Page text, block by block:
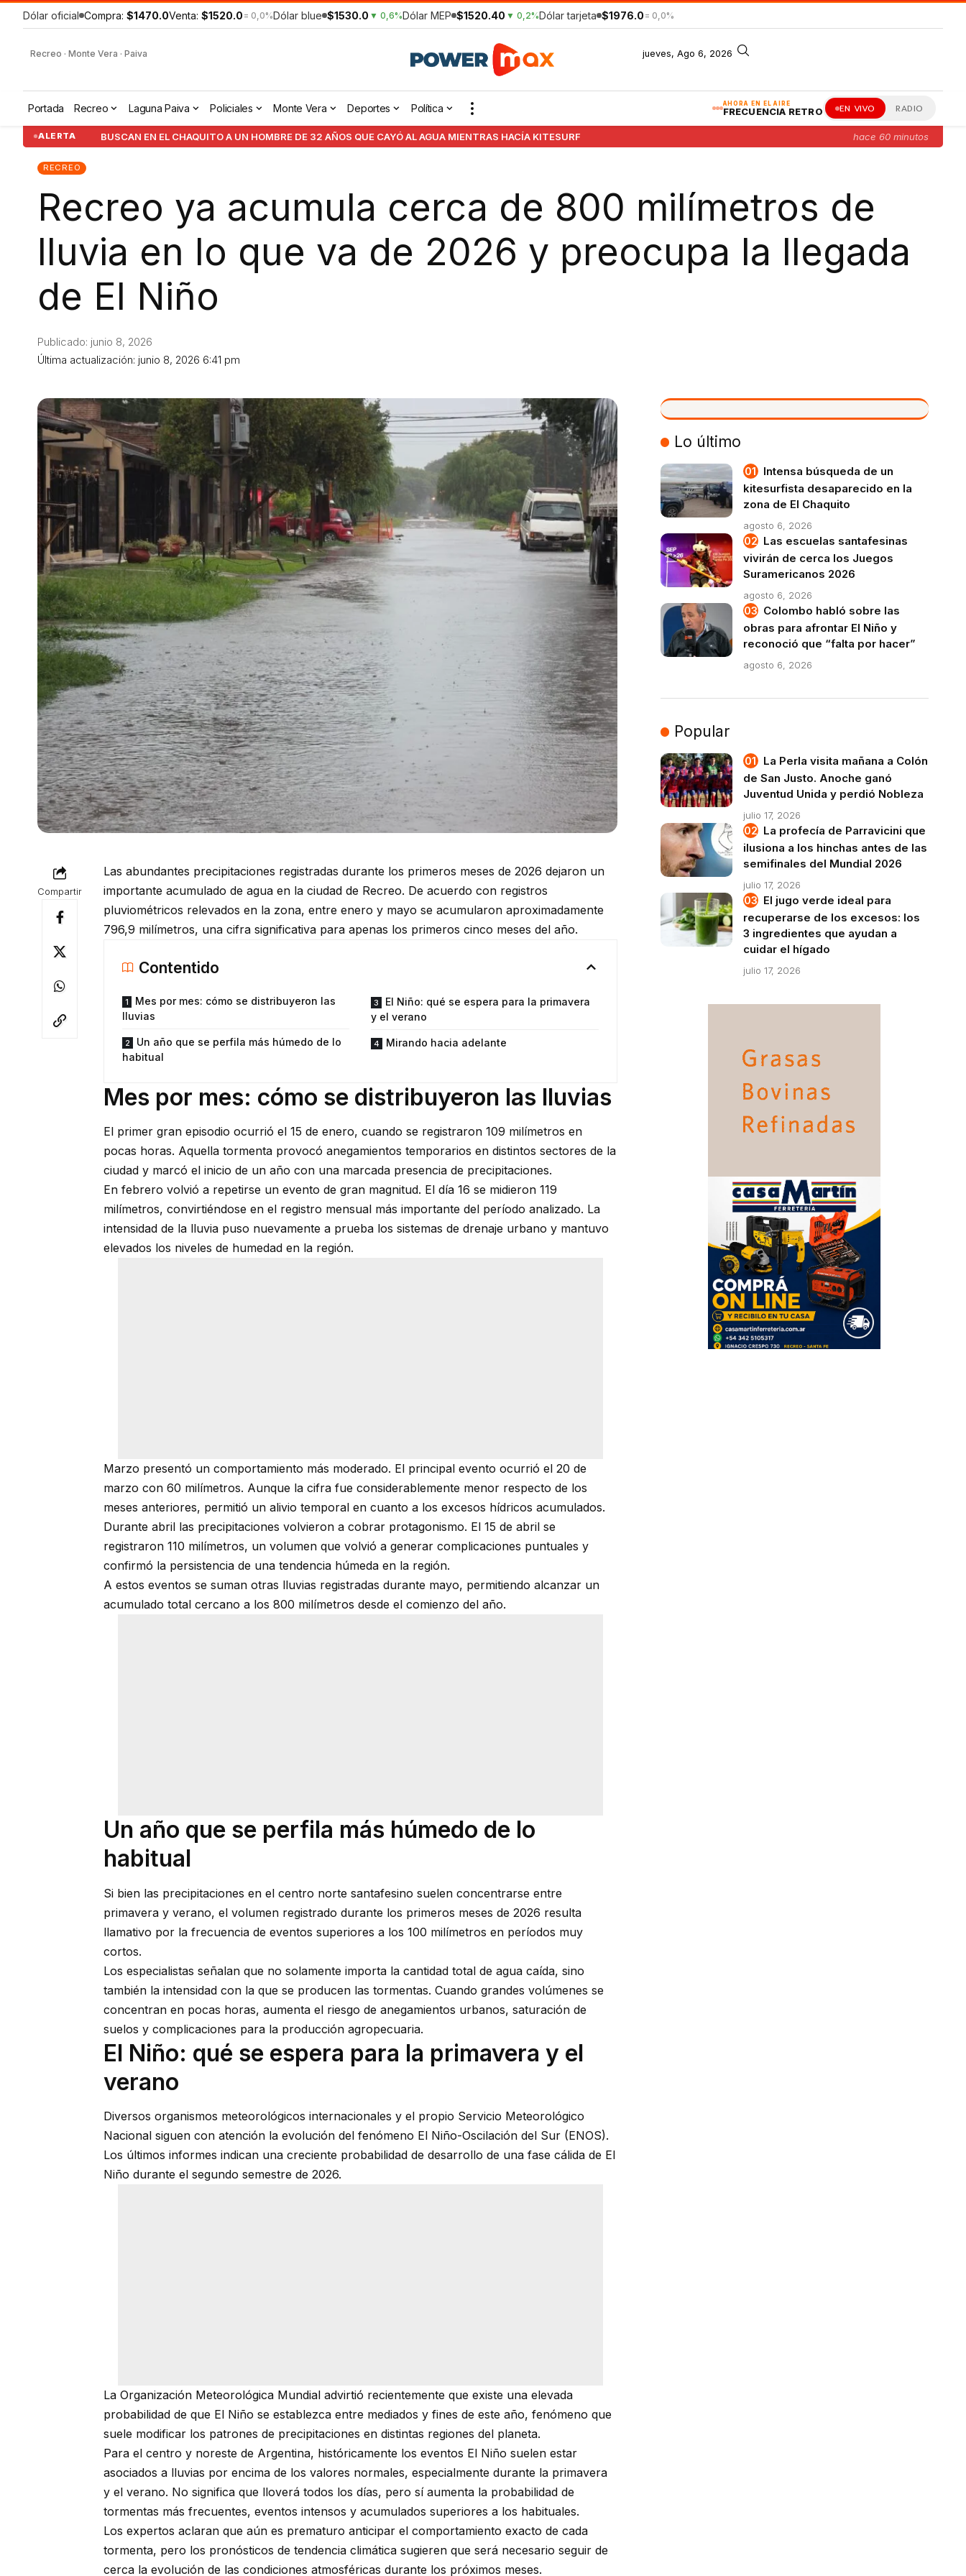
Dólar oficial Compra: $1470.0Venta: $1520.0 = 0,0%Dólar blue $1530.0 ▼ 0,6%Dólar MEP $1520.40 ▼ 0,2%Dólar tarjeta $1976.0 = 0,0%
Recreo · Monte Vera · Paiva jueves, Ago 6, 2026
AHORA EN EL AIRE
FRECUENCIA RETRO EN VIVO RADIO
Portada Recreo Laguna Paiva Policiales Monte Vera Deportes Política
ALERTA BUSCAN EN EL CHAQUITO A UN HOMBRE DE 32 AÑOS QUE CAYÓ AL AGUA MIENTRAS HACÍA KITESURF hace 60 minutos
RECREO
Recreo ya acumula cerca de 800 milímetros de
lluvia en lo que va de 2026 y preocupa la llegada
de El Niño
Última actualización: junio 8, 2026 6:41 pm
Publicado: junio 8, 2026
Compartir
Las abundantes precipitaciones registradas durante los primeros meses de 2026 dejaron un
importante acumulado de agua en la ciudad de Recreo. De acuerdo con registros
pluviométricos relevados en la zona, entre enero y mayo se acumularon aproximadamente
796,9 milímetros, una cifra significativa para apenas los primeros cinco meses del año.
Contentido
Mes por mes: cómo se distribuyeron las
lluvias
Un año que se perfila más húmedo de lo
habitual
El Niño: qué se espera para la primavera
y el verano
Mirando hacia adelante
Mes por mes: cómo se distribuyeron las lluvias
El primer gran episodio ocurrió el 15 de enero, cuando se registraron 109 milímetros en
pocas horas. Aquella tormenta provocó anegamientos temporarios en distintos sectores de la
ciudad y marcó el inicio de un año con una marcada presencia de precipitaciones.
En febrero volvió a repetirse un evento de gran magnitud. El día 16 se midieron 119
milímetros, convirtiéndose en el registro mensual más importante del período analizado. La
intensidad de la lluvia puso nuevamente a prueba los sistemas de drenaje urbano y mantuvo
elevados los niveles de humedad en la región.
Marzo presentó un comportamiento más moderado. El principal evento ocurrió el 20 de
marzo con 60 milímetros. Aunque la cifra fue considerablemente menor respecto de los
meses anteriores, permitió un alivio temporal en cuanto a los excesos hídricos acumulados.
Durante abril las precipitaciones volvieron a cobrar protagonismo. El 15 de abril se
registraron 110 milímetros, un volumen que volvió a generar complicaciones puntuales y
confirmó la persistencia de una tendencia húmeda en la región.
A estos eventos se suman otras lluvias registradas durante mayo, permitiendo alcanzar un
acumulado total cercano a los 800 milímetros desde el comienzo del año.
Un año que se perfila más húmedo de lo
habitual
Si bien las precipitaciones en el centro norte santafesino suelen concentrarse entre
primavera y verano, el volumen registrado durante los primeros meses de 2026 resulta
llamativo por la frecuencia de eventos superiores a los 100 milímetros en períodos muy
cortos.
Los especialistas señalan que no solamente importa la cantidad total de agua caída, sino
también la intensidad con la que se producen las tormentas. Cuando grandes volúmenes se
concentran en pocas horas, aumenta el riesgo de anegamientos urbanos, saturación de
suelos y complicaciones para la producción agropecuaria.
El Niño: qué se espera para la primavera y el
verano
Diversos organismos meteorológicos internacionales y el propio Servicio Meteorológico
Nacional siguen con atención la evolución del fenómeno El Niño-Oscilación del Sur (ENOS).
Los últimos informes indican una creciente probabilidad de desarrollo de una fase cálida de El
Niño durante el segundo semestre de 2026.
La Organización Meteorológica Mundial advirtió recientemente que existe una elevada
probabilidad de que El Niño se establezca entre mediados y fines de este año, fenómeno que
suele modificar los patrones de precipitaciones en distintas regiones del planeta.
Para el centro y noreste de Argentina, históricamente los eventos El Niño suelen estar
asociados a lluvias por encima de los valores normales, especialmente durante la primavera
y el verano. No significa que lloverá todos los días, pero sí aumenta la probabilidad de
tormentas más frecuentes, eventos intensos y acumulados superiores a los habituales.
Los expertos aclaran que aún es prematuro anticipar el comportamiento exacto de cada
tormenta, pero los pronósticos de tendencia climática sugieren que será necesario seguir de
cerca la evolución de las condiciones atmosféricas durante los próximos meses.
VIVO
Lo último
Intensa búsqueda de un
kitesurfista desaparecido en la
zona de El Chaquito
agosto 6, 2026
Las escuelas santafesinas
vivirán de cerca los Juegos
Suramericanos 2026
agosto 6, 2026
Colombo habló sobre las
obras para afrontar El Niño y
reconoció que “falta por hacer”
agosto 6, 2026
Popular
La Perla visita mañana a Colón
de San Justo. Anoche ganó
Juventud Unida y perdió Nobleza
julio 17, 2026
La profecía de Parravicini que
ilusiona a los hinchas antes de las
semifinales del Mundial 2026
julio 17, 2026
El jugo verde ideal para
recuperarse de los excesos: los
3 ingredientes que ayudan a
cuidar el hígado
julio 17, 2026